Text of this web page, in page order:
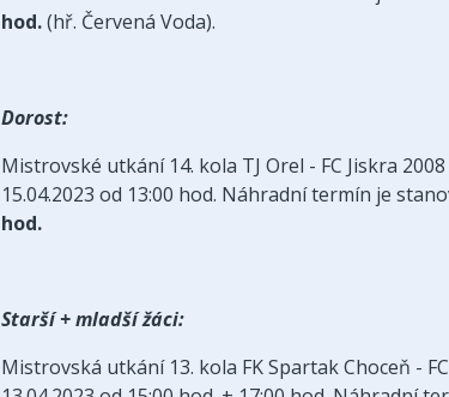
hod.(hř. Červená Voda).
Dorost:
Mistrovské utkání 14. kola TJ Orel - FC Jiskra
15.04.2023 od 13:00 hod. Náhradní termín je
hod.
Starší + mladší žáci:
Mistrovská utkání 13. kola FK Spartak Choceň -